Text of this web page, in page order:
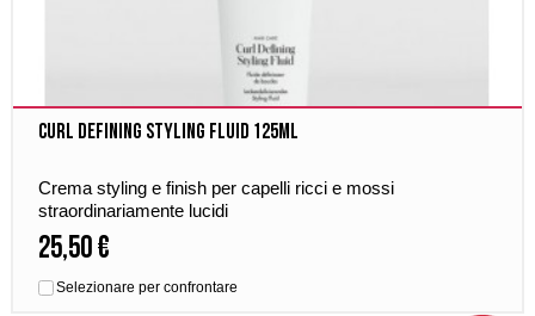
Curl Defining Styling Fluid 125ml
Crema styling e finish per capelli ricci e mossi
straordinariamente lucidi
25,50 €
Selezionare per confrontare